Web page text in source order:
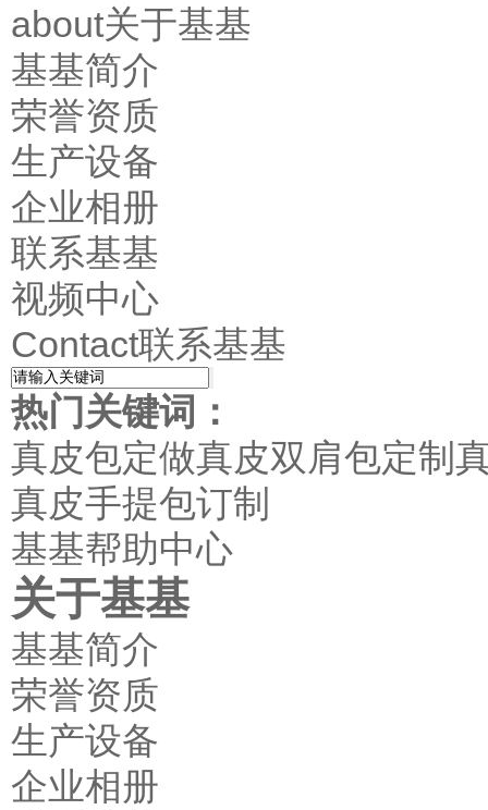
about关于基基
基基简介
荣誉资质
生产设备
企业相册
联系基基
视频中心
Contact联系基基
热门关键词：
真皮包定做真皮双肩包定制
真皮手提包订制
基基帮助中心
关于基基
基基简介
荣誉资质
生产设备
企业相册